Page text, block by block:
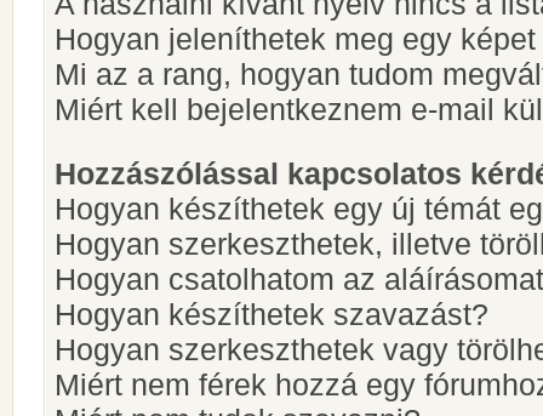
Hogyan jeleníthetek meg egy
Mi az a rang, hogyan tudom
Miért kell bejelentkeznem e-mail
Hozzászólással kapcsolatos
Hogyan készíthetek egy új témát
Hogyan szerkeszthetek, illetve
Hogyan csatolhatom az
Hogyan készíthetek szavazást?
Hogyan szerkeszthetek vagy
Miért nem férek hozzá egy